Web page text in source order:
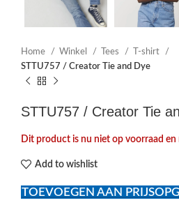
Home Winkel Tees
T-shirt
STTU757 / Creator Tie and Dye
STTU757 / Creator Tie
Dit product is nu niet op voorraad en
Add to wishlist
TOEVOEGEN AAN